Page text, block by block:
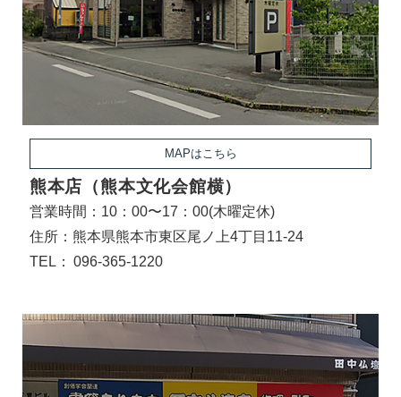
MAPはこちら
熊本店（熊本文化会館横）
営業時間：10：00〜17：00(木曜定休)
住所：熊本県熊本市東区尾ノ上4丁目11-24
TEL： 096-365-1220